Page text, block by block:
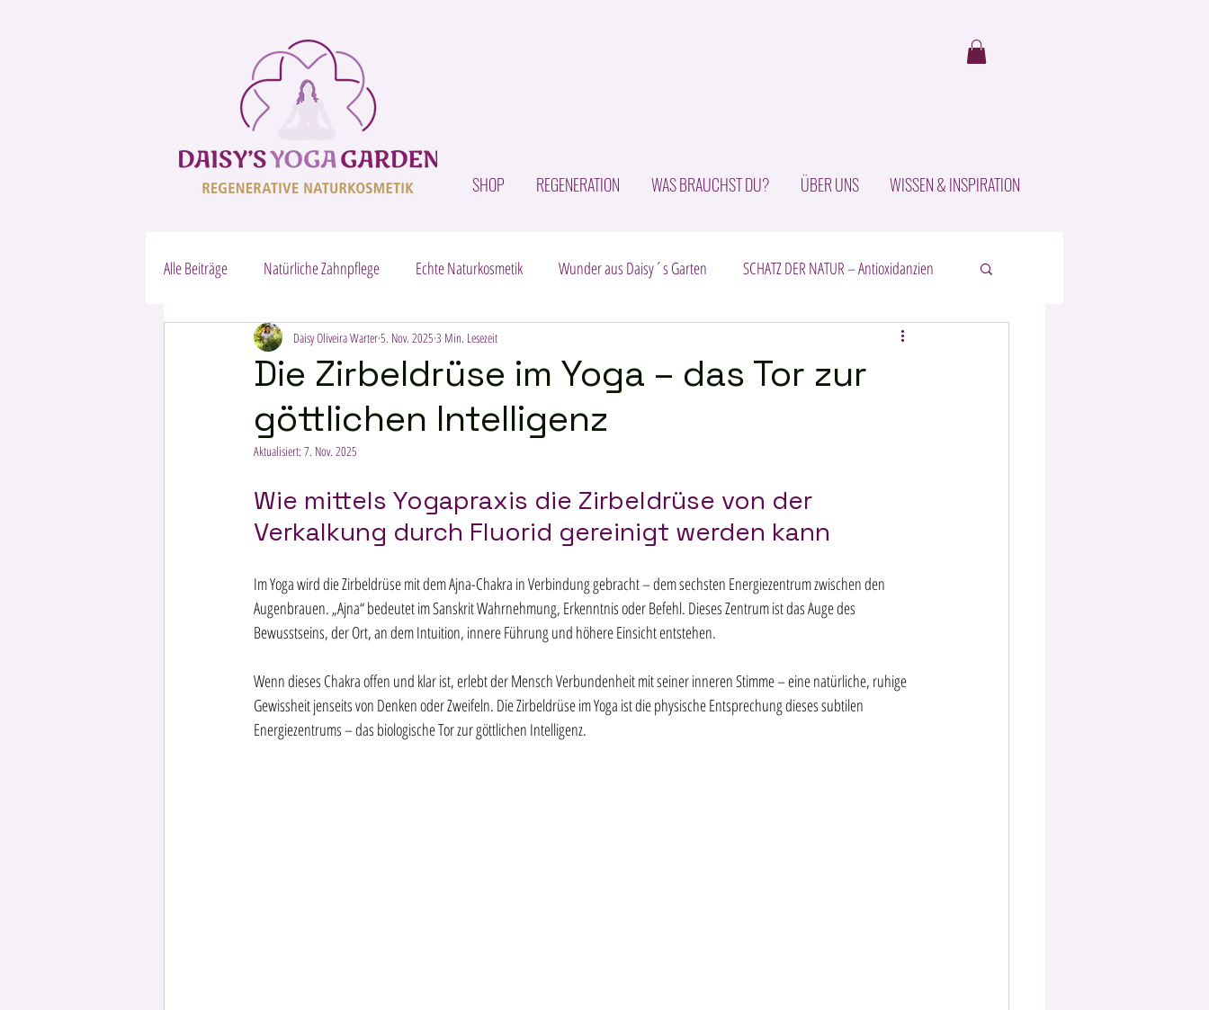
SHOP REGENERATION WAS BRAUCHST DU? ÜBER UNS WISSEN & INSPIRATION
Alle Beiträge Natürliche Zahnpflege Echte Naturkosmetik Wunder aus Daisy´s Garten SCHATZ DER NATUR – Antioxidanzien
VITAL-ENERGIE – reine Pflanzenkraft Intime Balance - natürlich-sinnlich
Die Zirbeldrüse im Yoga – das Tor zur
göttlichen Intelligenz
Daisy Oliveira Warter5. Nov. 2025 3 Min. Lesezeit
Aktualisiert: 7. Nov. 2025
Wie mittels Yogapraxis die Zirbeldrüse von der
Verkalkung durch Fluorid gereinigt werden kann
Im Yoga wird die Zirbeldrüse mit dem Ajna-Chakra in Verbindung gebracht – dem sechsten Energiezentrum zwischen den
Augenbrauen. „Ajna“ bedeutet im Sanskrit Wahrnehmung, Erkenntnis oder Befehl. Dieses Zentrum ist das Auge des
Bewusstseins, der Ort, an dem Intuition, innere Führung und höhere Einsicht entstehen.
Wenn dieses Chakra offen und klar ist, erlebt der Mensch Verbundenheit mit seiner inneren Stimme – eine natürliche, ruhige
Gewissheit jenseits von Denken oder Zweifeln. Die Zirbeldrüse im Yoga ist die physische Entsprechung dieses subtilen
Energiezentrums – das biologische Tor zur göttlichen Intelligenz.